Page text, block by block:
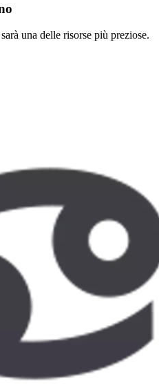
una delle risorse più preziose.